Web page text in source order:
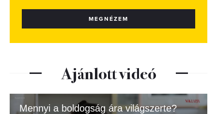
MEGNÉZEM
Ajánlott videó
Mennyi a boldogság ára világszerte?